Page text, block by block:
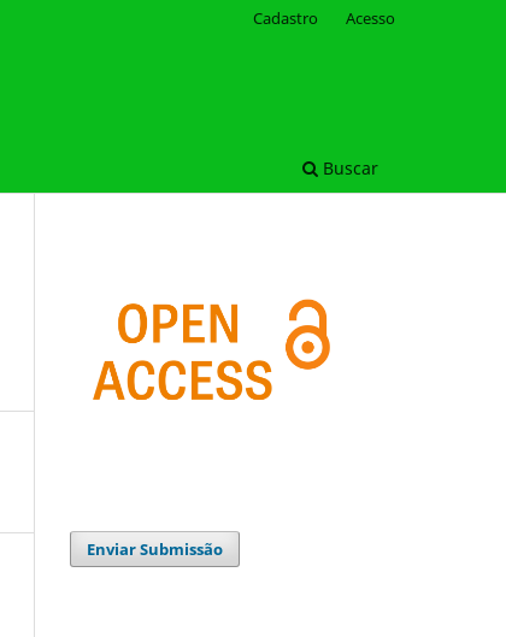
Buscar
Cadastro Acesso
Enviar Submissão